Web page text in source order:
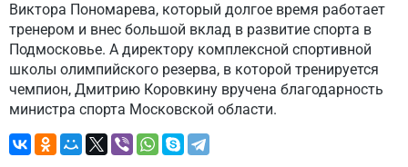
Виктора Пономарева, который долгое время работает
тренером и внес большой вклад в развитие спорта в
Подмосковье. А директору комплексной спортивной
школы олимпийского резерва, в которой тренируется
чемпион, Дмитрию Коровкину вручена благодарность
министра спорта Московской области.